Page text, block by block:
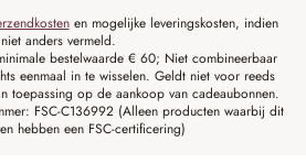
en mogelijke leveringskosten, indien
niet anders vermeld.
bestelwaarde € 60; Niet combineerbaar
eenmaal in te wisselen. Geldt niet voor reeds
toepassing op de aankoop van cadeaubonnen.
FSC-C136992 (Alleen producten waarbij dit
hebben een FSC-certificering)